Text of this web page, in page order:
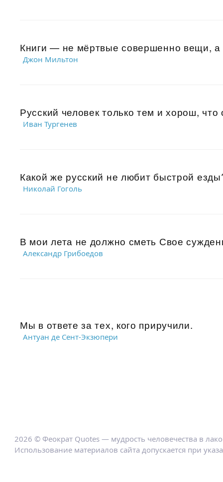
Книги — не мёртвые совершенно вещи,
Джон Мильтон
Русский человек только тем и хорош,
Иван Тургенев
Какой же русский не любит быстрой
Николай Гоголь
В мои лета не должно сметь Свое
Александр Грибоедов
Мы в ответе за тех, кого приручили.
Антуан де Сент-Экзюпери
2026 © Феократ Quotes — мудрость человечества в
Использование материалов сайта допускается при